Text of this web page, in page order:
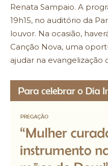
Renata Sampaio. A
19h15, no auditório da
louvor. Na ocasião,
Canção Nova, uma
ajudar na evangelização